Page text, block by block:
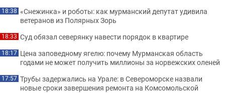
18:38 «Снежинка» и роботы: как мурманский депутат удивила
ветеранов из Полярных Зорь
18:33 Суд обязал северянку навести порядок в квартире
18:17 Цена заповедному ягелю: почему Мурманская область
годами не может получить миллионы за норвежских оленей
17:57 Трубы задержались на Урале: в Североморске назвали
новые сроки завершения ремонта на Комсомольской